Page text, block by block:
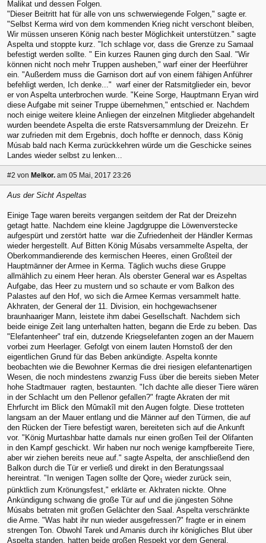
Malikat und dessen Folgen.
"Dieser Beitritt hat für alle von uns schwerwiegende Folgen," sagte er.
"Selbst Kerma wird von dem kommenden Krieg nicht verschont bleiben,
Wir müssen unseren König nach bester Möglichkeit unterstützen." sagte
Aspelta und stoppte kurz. "Ich schlage vor, dass die Grenze zu Samaal
befestigt werden sollte. " Ein kurzes Raunen ging durch den Saal. "Wir
können nicht noch mehr Truppen ausheben," warf einer der Heerführer
ein. "Außerdem muss die Garnison dort auf von einem fähigen Anführer
befehligt werden, Ich denke..." warf einer der Ratsmitglieder ein, bevor
er von Aspelta unterbrochen wurde. "Keine Sorge, Hauptmann Eryan wird
diese Aufgabe mit seiner Truppe übernehmen," entschied er. Nachdem
noch einige weitere kleine Anliegen der einzelnen Mitglieder abgehandelt
wurden beendete Aspelta die erste Ratsversammlung der Dreizehn. Er
war zufrieden mit dem Ergebnis, doch hoffte er dennoch, dass König
Músab bald nach Kerma zurückkehren würde um die Geschicke seines
Landes wieder selbst zu lenken...
#2 von Melkor. am 05 Mai, 2017 23:26
Aus der Sicht Aspeltas
Einige Tage waren bereits vergangen seitdem der Rat der Dreizehn
getagt hatte. Nachdem eine kleine Jagdgruppe die Löwenverstecke
aufgespürt und zerstört hatte war die Zufriedenheit der Händler Kermas
wieder hergestellt. Auf Bitten König Músabs versammelte Aspelta, der
Oberkommandierende des kermischen Heeres, einen Großteil der
Hauptmänner der Armee in Kerma. Täglich wuchs diese Gruppe
allmählich zu einem Heer heran. Als oberster General war es Aspeltas
Aufgabe, das Heer zu mustern und so schaute er vom Balkon des
Palastes auf den Hof, wo sich die Armee Kermas versammelt hatte.
Akhraten, der General der 11. Division, ein hochgewachsener
braunhaariger Mann, leistete ihm dabei Gesellschaft. Nachdem sich
beide einige Zeit lang unterhalten hatten, begann die Erde zu beben. Das
"Elefantenheer" traf ein, dutzende Kriegselefanten zogen an der Mauern
vorbei zum Heerlager. Gefolgt von einem lauten Hornstoß der den
eigentlichen Grund für das Beben ankündigte. Aspelta konnte
beobachten wie die Bewohner Kermas die drei riesigen elefantenartigen
Wesen, die noch mindestens zwanzig Fuss über die bereits sieben Meter
hohe Stadtmauer ragten, bestaunten. "Ich dachte alle dieser Tiere wären
in der Schlacht um den Pellenor gefallen?" fragte Akraten der mit
Ehrfurcht im Blick den Mûmakîl mit den Augen folgte. Diese trotteten
langsam an der Mauer entlang und die Männer auf den Türmen, die auf
den Rücken der Tiere befestigt waren, bereiteten sich auf die Ankunft
vor. "König Murtashbar hatte damals nur einen großen Teil der Olifanten
in den Kampf geschickt. Wir haben nur noch wenige kampfbereite Tiere,
aber wir ziehen bereits neue auf." sagte Aspelta, der anschließend den
Balkon durch die Tür er verließ und direkt in den Beratungssaal
hereintrat. "In wenigen Tagen sollte der Qore1 wieder zurück sein,
pünktlich zum Krönungsfest," erklärte er. Akhraten nickte. Ohne
Ankündigung schwang die große Tür auf und die jüngesten Söhne
Músabs betraten mit großen Gelächter den Saal. Aspelta verschränkte
die Arme. "Was habt ihr nun wieder ausgefressen?" fragte er in einem
strengen Ton. Obwohl Tarek und Amanis durch ihr königliches Blut über
Aspelta standen, hatten beide großen Respekt vor dem General.